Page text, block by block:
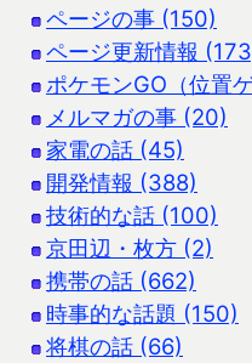
ページの事 (150)
ページ更新情報
ポケモンGO（位置
メルマガの事 (20)
家電の話 (45)
開発情報 (388)
技術的な話 (100)
京田辺・枚方 (2)
携帯の話 (662)
時事的な話題 (150)
将棋の話 (66)